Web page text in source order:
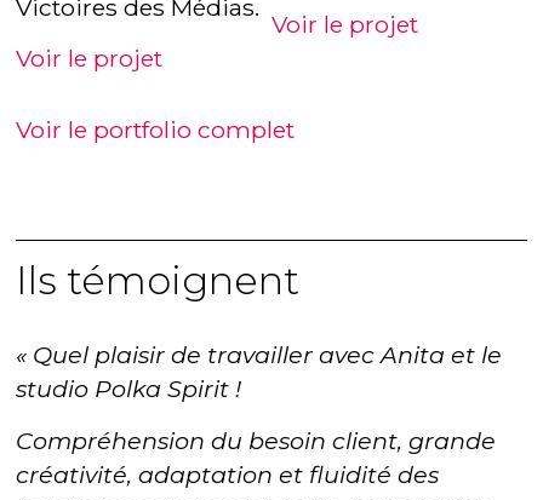
Victoires des Médias.
Voir le projet
Voir le projet
Voir le portfolio complet
Ils témoignent
« Quel plaisir de travailler avec Anita et le
studio Polka Spirit !
Compréhension du besoin client, grande
créativité, adaptation et fluidité des